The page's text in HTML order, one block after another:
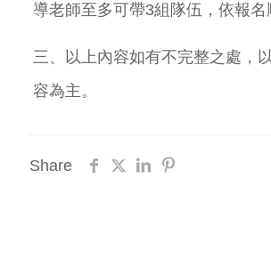
導老師至多可帶3組隊伍，依報名
三、以上內容如有不完整之處，
容為主。
Share